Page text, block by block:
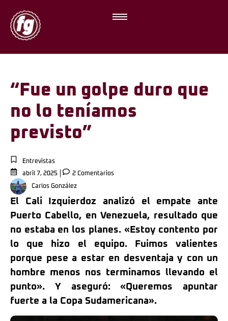
“Fue un golpe duro que
no lo teníamos
previsto”
Entrevistas
abril 7, 2025
2 Comentarios
Carlos González
El Cali Izquierdoz analizó el empate ante
Puerto Cabello, en Venezuela, resultado que
no estaba en los planes. «Estoy contento por
lo que hizo el equipo. Fuimos valientes
porque pese a estar en desventaja y con un
hombre menos nos terminamos llevando el
punto». Y aseguró: «Queremos apuntar
fuerte a la Copa Sudamericana».